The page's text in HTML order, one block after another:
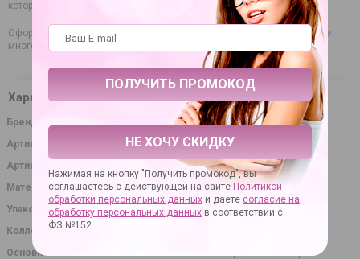
котором раньше, возможно, только мечталось.
Оформляйте заказ онлайн и ожидайте доставку, которая не потребует
много времени (отправка в любую точку России).
Характеристики
Бренд
Orion
Артикул
Артикул производителя
24902421001
Материал
полиуретан
Упаковка
картонная коробка
Коллекция
Основное назначение
НЕ ХОЧУ СКИДКУ
Нажимая на кнопку "Получить промокод", вы
соглашаетесь с действующей на сайте Политикой
обработки персональных данных и даете согласие на
обработку персональных данных в соответствии с
ФЗ №152.